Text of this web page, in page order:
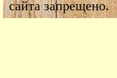
сайта запрещено.